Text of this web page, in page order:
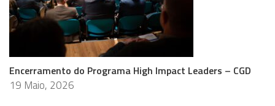
Encerramento do Programa High Impact Leaders – CGD
19 Maio, 2026